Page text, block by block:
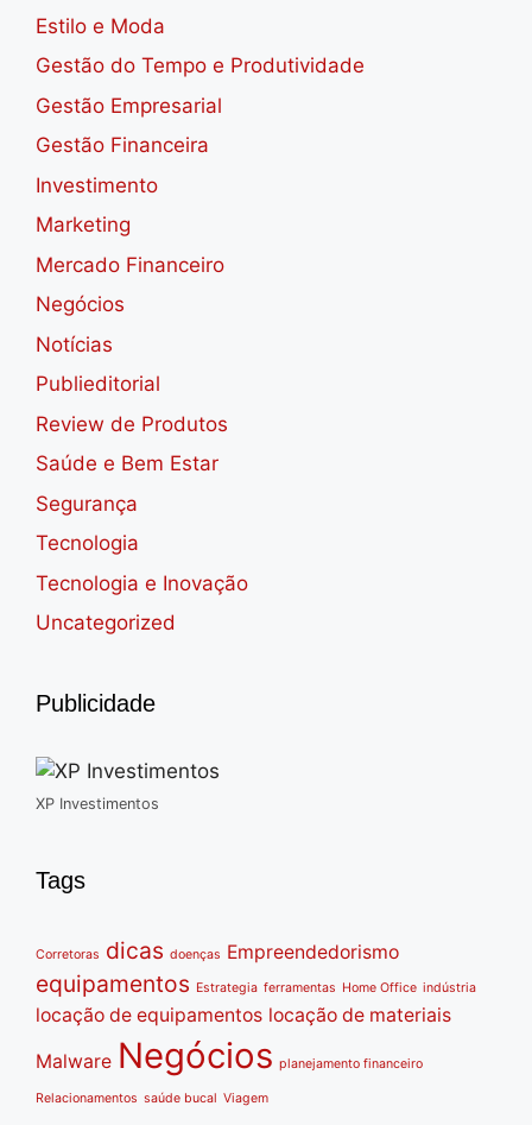
Estilo e Moda
Gestão do Tempo e Produtividade
Gestão Empresarial
Gestão Financeira
Investimento
Marketing
Mercado Financeiro
Negócios
Notícias
Publieditorial
Review de Produtos
Saúde e Bem Estar
Segurança
Tecnologia
Tecnologia e Inovação
Uncategorized
Publicidade
XP Investimentos
Tags
Corretoras dicas doenças Empreendedorismo
equipamentos Estrategia ferramentas Home Office indústria
locação de equipamentos locação de materiais
Malware Negócios planejamento financeiro
Relacionamentos saúde bucal Viagem